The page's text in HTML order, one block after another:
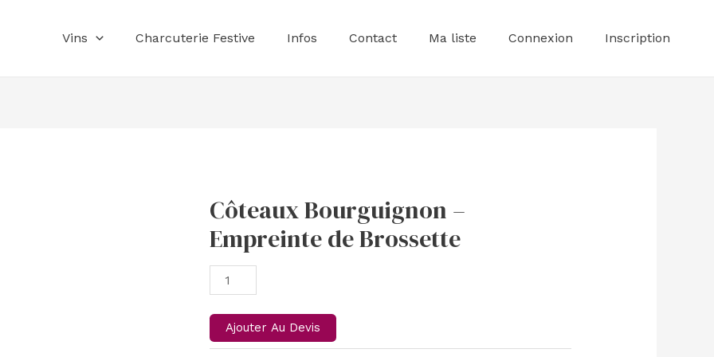
Vins Charcuterie Festive Infos Contact Ma liste Connexion Inscription
Côteaux Bourguignon –
Empreinte de Brossette
Côteaux
-
Empreinte
quantity
Ajouter Au Devis